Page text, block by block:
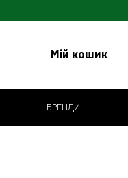
Мій кошик
БРЕНДИ